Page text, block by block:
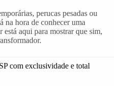
perucas pesadas ou
na hora de conhecer uma
aqui para mostrar que sim,
com exclusividade e total